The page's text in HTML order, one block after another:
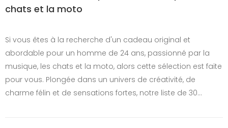
chats et la moto
Si vous êtes à la recherche d'un cadeau original et
abordable pour un homme de 24 ans, passionné par la
musique, les chats et la moto, alors cette sélection est faite
pour vous. Plongée dans un univers de créativité, de
charme félin et de sensations fortes, notre liste de 30…